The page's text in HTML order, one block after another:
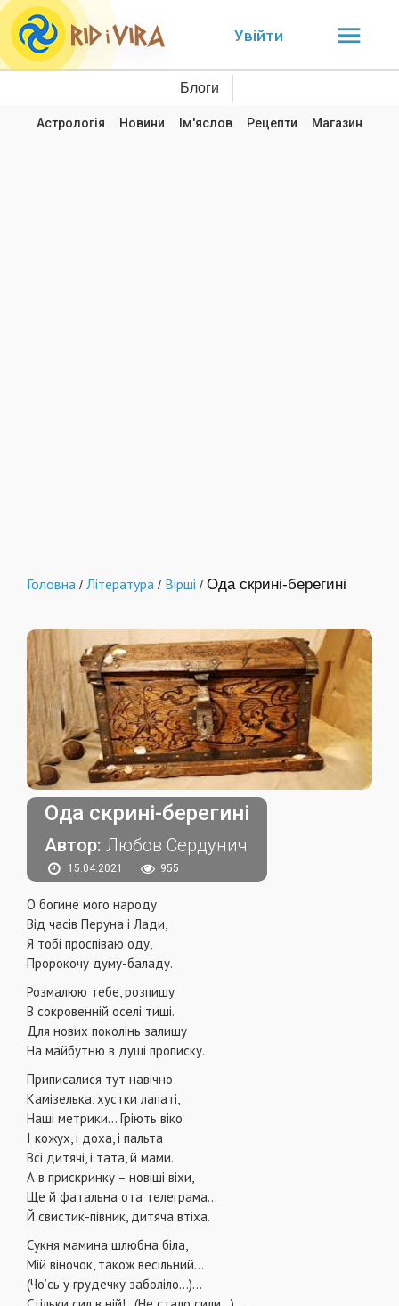
Увійти
Блоги
Астрологія Новини Ім'яслов Рецепти Магазин
Головна / Література / Вірші / Ода скрині-берегині
Ода скрині-берегині
Автор: Любов Сердунич
15.04.2021 955
О богине мого народу
Від часів Перуна і Лади,
Я тобі проспіваю оду,
Пророкочу думу-баладу.
Розмалюю тебе, розпишу
В сокровенній оселі тиші.
Для нових поколінь залишу
На майбутню в душі прописку.
Приписалися тут навічно
Камізелька, хустки лапаті,
Наші метрики… Гріють віко
І кожух, і доха, і пальта
Всі дитячі, і тата, й мами.
А в прискринку – новіші віхи,
Ще й фатальна ота телеграма…
Й свистик-півник, дитяча втіха.
Сукня мамина шлюбна біла,
Мій віночок, також весільний...
(Чо’сь у грудечку заболіло…)…